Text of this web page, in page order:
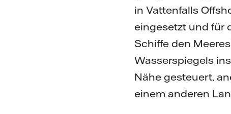
in Vattenfalls
eingesetzt und für
Schiffe den
Wasserspiegels
Nähe gesteuert,
einem anderen